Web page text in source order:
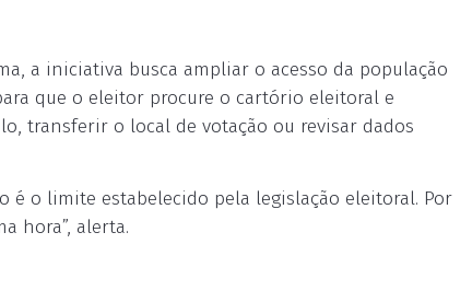
a iniciativa busca ampliar o acesso da população
que o eleitor procure o cartório eleitoral e
transferir o local de votação ou revisar dados
é o limite estabelecido pela legislação eleitoral. Por
hora”, alerta.